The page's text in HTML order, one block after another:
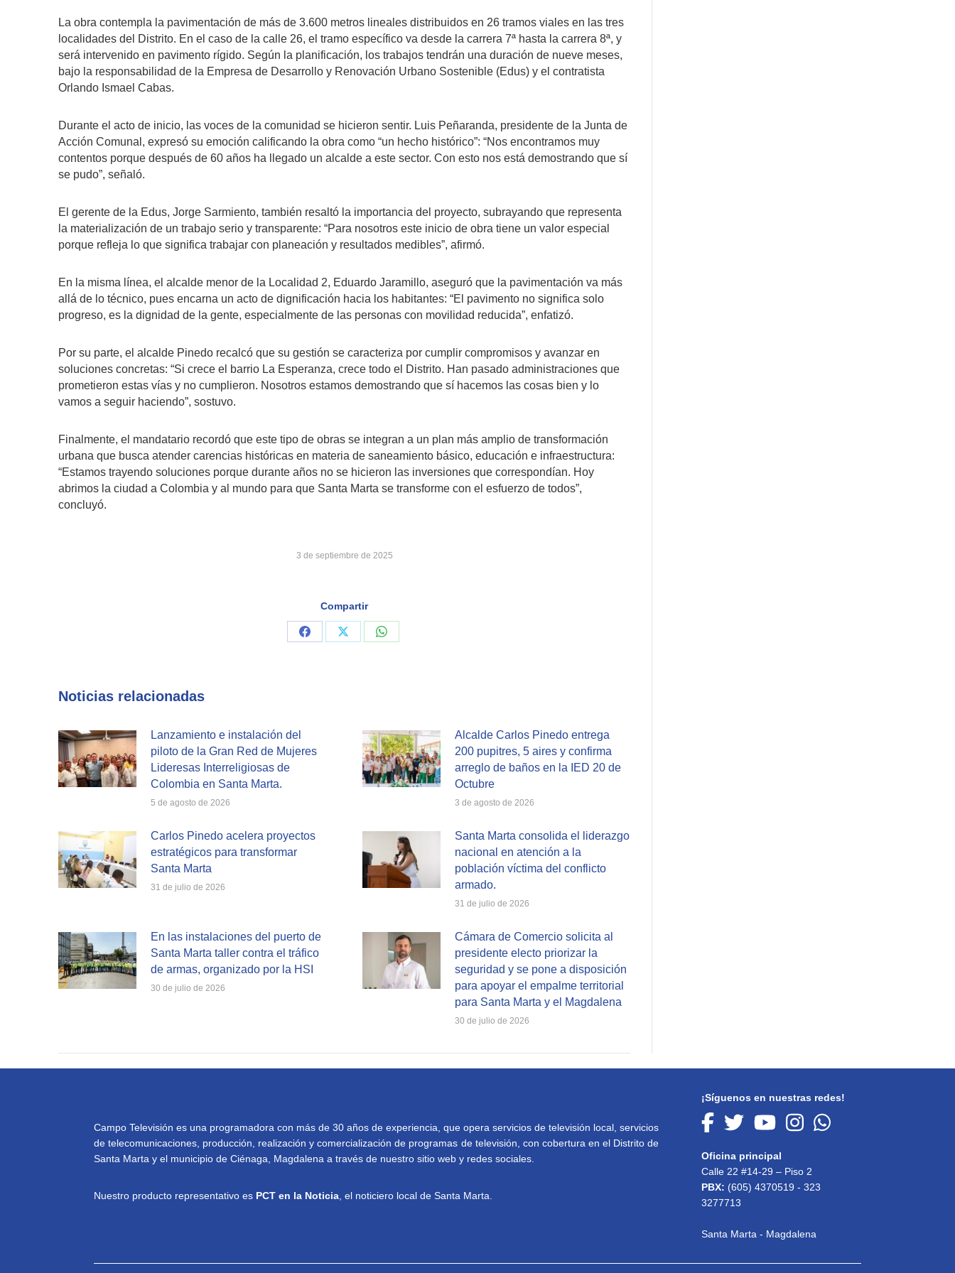
La obra contempla la pavimentación de más de 3.600 metros lineales distribuidos en 26 tramos viales en las tres
localidades del Distrito. En el caso de la calle 26, el tramo específico va desde la carrera 7ª hasta la carrera 8ª, y
será intervenido en pavimento rígido. Según la planificación, los trabajos tendrán una duración de nueve meses,
bajo la responsabilidad de la Empresa de Desarrollo y Renovación Urbano Sostenible (Edus) y el contratista
Orlando Ismael Cabas.
Durante el acto de inicio, las voces de la comunidad se hicieron sentir. Luis Peñaranda, presidente de la Junta de
Acción Comunal, expresó su emoción calificando la obra como “un hecho histórico”: “Nos encontramos muy
contentos porque después de 60 años ha llegado un alcalde a este sector. Con esto nos está demostrando que sí
se pudo”, señaló.
El gerente de la Edus, Jorge Sarmiento, también resaltó la importancia del proyecto, subrayando que representa
la materialización de un trabajo serio y transparente: “Para nosotros este inicio de obra tiene un valor especial
porque refleja lo que significa trabajar con planeación y resultados medibles”, afirmó.
En la misma línea, el alcalde menor de la Localidad 2, Eduardo Jaramillo, aseguró que la pavimentación va más
allá de lo técnico, pues encarna un acto de dignificación hacia los habitantes: “El pavimento no significa solo
progreso, es la dignidad de la gente, especialmente de las personas con movilidad reducida”, enfatizó.
Por su parte, el alcalde Pinedo recalcó que su gestión se caracteriza por cumplir compromisos y avanzar en
soluciones concretas: “Si crece el barrio La Esperanza, crece todo el Distrito. Han pasado administraciones que
prometieron estas vías y no cumplieron. Nosotros estamos demostrando que sí hacemos las cosas bien y lo
vamos a seguir haciendo”, sostuvo.
Finalmente, el mandatario recordó que este tipo de obras se integran a un plan más amplio de transformación
urbana que busca atender carencias históricas en materia de saneamiento básico, educación e infraestructura:
“Estamos trayendo soluciones porque durante años no se hicieron las inversiones que correspondían. Hoy
abrimos la ciudad a Colombia y al mundo para que Santa Marta se transforme con el esfuerzo de todos”,
concluyó.
3 de septiembre de 2025
Compartir
Share
Share
Share
Noticias relacionadas
Lanzamiento e instalación del
piloto de la Gran Red de Mujeres
Lideresas Interreligiosas de
Colombia en Santa Marta.
5 de agosto de 2026
Alcalde Carlos Pinedo entrega
200 pupitres, 5 aires y confirma
arreglo de baños en la IED 20 de
Octubre
3 de agosto de 2026
Carlos Pinedo acelera proyectos
estratégicos para transformar
Santa Marta
31 de julio de 2026
Santa Marta consolida el liderazgo
nacional en atención a la
población víctima del conflicto
armado.
31 de julio de 2026
En las instalaciones del puerto de
Santa Marta taller contra el tráfico
de armas, organizado por la HSI
30 de julio de 2026
Cámara de Comercio solicita al
presidente electo priorizar la
seguridad y se pone a disposición
para apoyar el empalme territorial
para Santa Marta y el Magdalena
30 de julio de 2026
Campo Televisión es una programadora con más de 30 años de experiencia, que opera servicios de televisión local, servicios
de telecomunicaciones, producción, realización y comercialización de programas de televisión, con cobertura en el Distrito de
Santa Marta y el municipio de Ciénaga, Magdalena a través de nuestro sitio web y redes sociales.
Nuestro producto representativo es PCT en la Noticia , el noticiero local de Santa Marta.
¡Síguenos en nuestras redes!
Oficina principal
Calle 22 #14-29 – Piso 2
PBX: (605) 4370519 - 323
3277713
Santa Marta - Magdalena